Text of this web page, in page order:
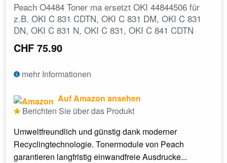
Peach O4484 Toner ma ersetzt OKI 44844506 für
z.B. OKI C 831 CDTN, OKI C 831 DM, OKI C 831
DN, OKI C 831 N, OKI C 831, OKI C 841 CDTN
CHF 75.90
mehr Informationen
Auf Amazon ansehen
Berichten Sie über das Produkt
Umweltfreundlich und günstig dank moderner
Recyclingtechnologie. Tonermodule von Peach
garantieren langfristig einwandfreie Ausdrucke...